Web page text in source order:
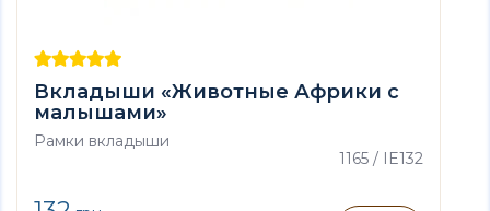
Вкладыши «Животные Африки с
малышами»
Рамки вкладыши
1165 / IE132